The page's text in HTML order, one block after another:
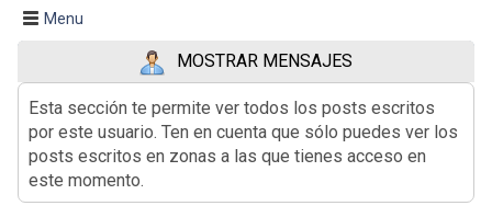
Menu
MOSTRAR MENSAJES
Esta sección te permite ver todos los posts escritos
por este usuario. Ten en cuenta que sólo puedes ver los
posts escritos en zonas a las que tienes acceso en
este momento.